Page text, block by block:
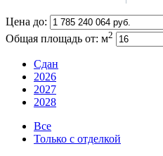
Цена до:
Общая площадь от: м2
Сдан
2026
2027
2028
Все
Только с отделкой